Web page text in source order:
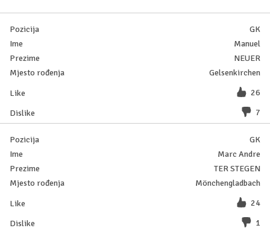
GK
Manuel
NEUER
Gelsenkirchen
26
7
GK
Marc Andre
TER STEGEN
Mönchengladbach
24
1